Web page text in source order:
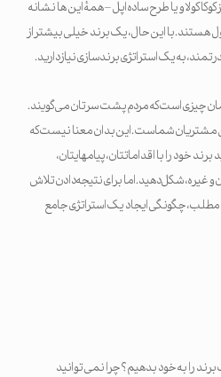
کولا و یا طرح ساده اپل – همۀ این ها نشانه
هستند. با این حال، یک برند خیلی بیشتر از
به یک استراتژی برندسازی نیاز دارید.
همان چیزی است که مردم پشت سرتان می گویند.
مشتریان شماست. این بدان معنا نیست که
خود را با اقداماتتان، پیامهایتان،
و غیره، شکل دهید. اما برای نتیجه دادن تلاش
مطلب، چگونگی ایجاد یک استراتژی جامع
را به خود بدهیم؟ چرا نمی توانید